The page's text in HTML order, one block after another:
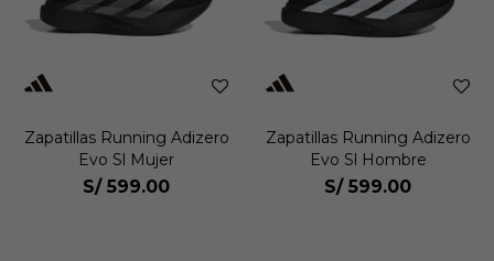
Zapatillas Running Adizero
Evo Sl Mujer
S/ 599.00
Zapatillas Running Adizero
Evo Sl Hombre
S/ 599.00